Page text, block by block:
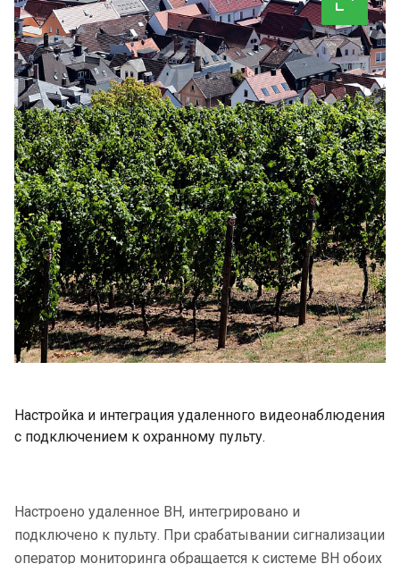
Настройка и интеграция удаленного видеонаблюдения
с подключением к охранному пульту.
Настроено удаленное ВН, интегрировано и
подключено к пульту. При срабатывании сигнализации
оператор мониторинга обращается к системе ВН обоих